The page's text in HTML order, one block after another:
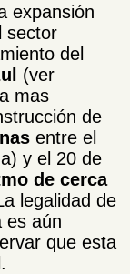
expansión
sector
del
(ver
mas
de
entre el
y el 20 de
de cerca
legalidad de
es aún
que esta